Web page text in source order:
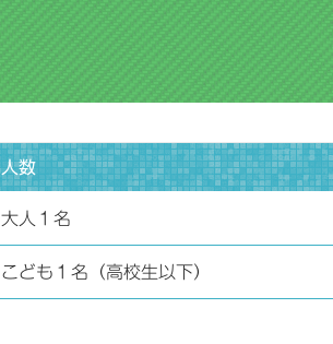
人数
大人１名
こども１名（高校生以下）